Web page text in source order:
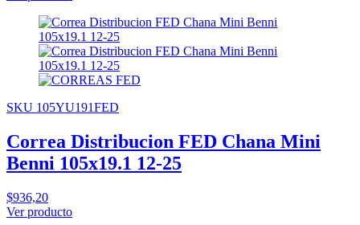
SKU 105YU191FED
Correa Distribucion FED Chana Mini
Benni 105x19.1 12-25
$936,20
Ver producto